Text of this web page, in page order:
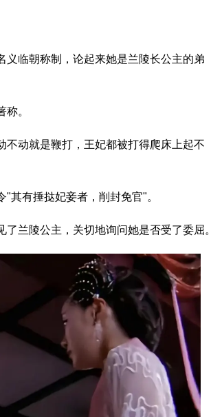
义临朝称制，论起来她是兰陵长公主的弟
。
动就是鞭打，王妃都被打得爬床上起不
其有捶挞妃妾者，削封免官"。
兰陵公主，关切地询问她是否受了委屈。